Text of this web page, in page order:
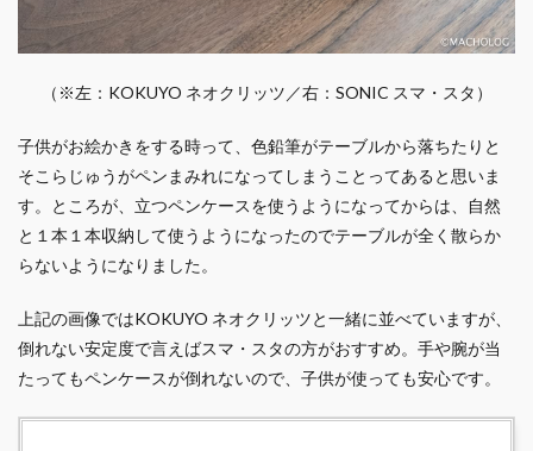
（※左：KOKUYO ネオクリッツ／右：SONIC スマ・スタ）
子供がお絵かきをする時って、色鉛筆がテーブルから落ちたりと
そこらじゅうがペンまみれになってしまうことってあると思いま
す。ところが、立つペンケースを使うようになってからは、自然
と１本１本収納して使うようになったのでテーブルが全く散らか
らないようになりました。
上記の画像ではKOKUYO ネオクリッツと一緒に並べていますが、
倒れない安定度で言えばスマ・スタの方がおすすめ。手や腕が当
たってもペンケースが倒れないので、子供が使っても安心です。